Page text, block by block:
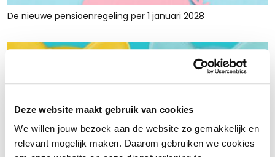
Deze website maakt gebruik van cookies
We willen jouw bezoek aan de website zo gemakkelijk en
relevant mogelijk maken. Daarom gebruiken we cookies
De nieuwe pensioenregeling per 1 januari 2028
Rust en ruimte met werkkapitaalfinanciering: voor retailers
die tijdelijk krap zitten